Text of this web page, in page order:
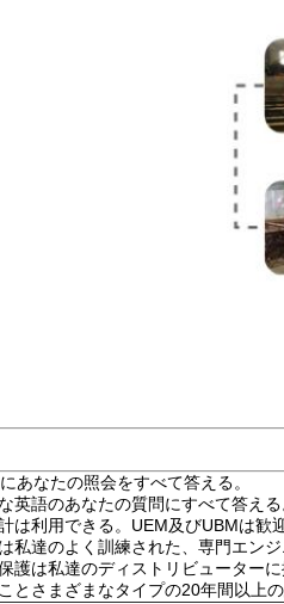
あなたの照会をすべて答える。
英語のあなたの質問にすべて答える
は利用できる。UEM及びUBMは歓
私達のよく訓練された、専門エン
護は私達のディストリビューターに
とさまざまなタイプの20年間以上